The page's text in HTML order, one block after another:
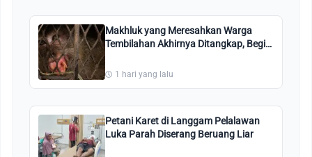
Makhluk yang Meresahkan Warga
Tembilahan Akhirnya Ditangkap, Begini
1 hari yang lalu
Petani Karet di Langgam Pelalawan
Luka Parah Diserang Beruang Liar